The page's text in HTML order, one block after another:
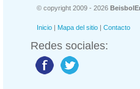
© copyright 2009 - 2026
Inicio | Mapa del sitio | Contacto
Redes sociales: